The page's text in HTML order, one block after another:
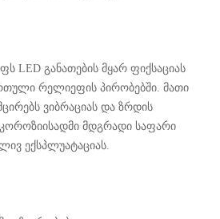
LED განათების მყარ ფიქსაციას
რელიეფის პირობებში. მათი
ვიბრაციას და ზრდის
მდგრადი საფარი
ექსპლუატაციას.